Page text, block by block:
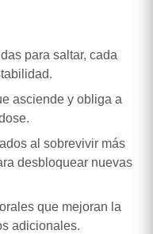
para saltar, cada
asciende y obliga a
al sobrevivir más
desbloquear nuevas
que mejoran la
adicionales.